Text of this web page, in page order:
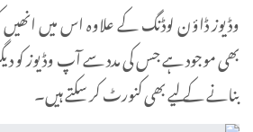
وڈیوز ڈاؤن لوڈنگ کے علاوہ اس میں
بھی موجود ہے جس کی مدد سے آپ وڈیوز کو
بنانے کے لیے بھی کنورٹ کر سکتے ہیں۔